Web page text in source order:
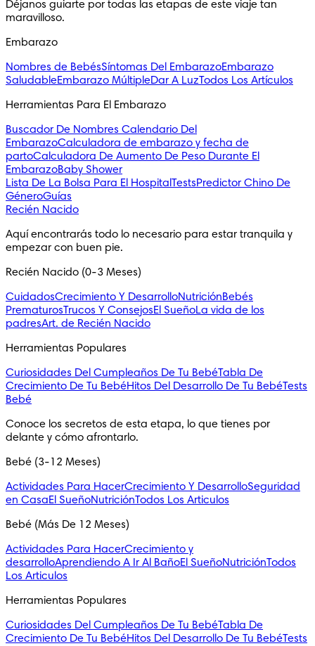
Déjanos guiarte por todas las etapas de este viaje tan
maravilloso.
Embarazo
Nombres de BebésSíntomas Del EmbarazoEmbarazo
SaludableEmbarazo MúltipleDar A LuzTodos Los Artículos
Herramientas Para El Embarazo
Buscador De Nombres Calendario Del
EmbarazoCalculadora de embarazo y fecha de
partoCalculadora De Aumento De Peso Durante El
EmbarazoBaby Shower
Lista De La Bolsa Para El Hospital TestsPredictor Chino De
GéneroGuías
Recién Nacido
Aquí encontrarás todo lo necesario para estar tranquila y
empezar con buen pie.
Recién Nacido (0-3 Meses)
CuidadosCrecimiento Y DesarrolloNutriciónBebés
PrematurosTrucos Y ConsejosEl SueñoLa vida de los
padresArt. de Recién Nacido
Herramientas Populares
Curiosidades Del Cumpleaños De Tu BebéTabla De
Crecimiento De Tu BebéHitos Del Desarrollo De Tu BebéTests
Bebé
Conoce los secretos de esta etapa, lo que tienes por
delante y cómo afrontarlo.
Bebé (3-12 Meses)
Actividades Para HacerCrecimiento Y DesarrolloSeguridad
en CasaEl SueñoNutriciónTodos Los Articulos
Bebé (Más De 12 Meses)
Actividades Para HacerCrecimiento y
desarrolloAprendiendo A Ir Al BañoEl SueñoNutriciónTodos
Los Articulos
Herramientas Populares
Curiosidades Del Cumpleaños De Tu BebéTabla De
Crecimiento De Tu BebéHitos Del Desarrollo De Tu BebéTests